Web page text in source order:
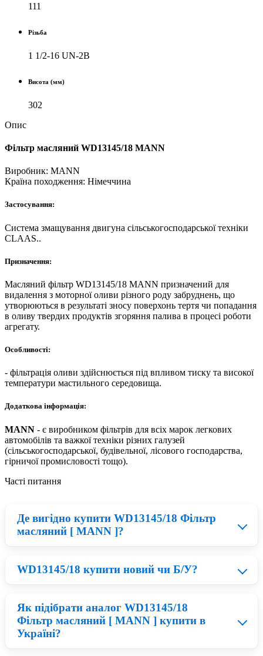
111
Різьба
1 1/2-16 UN-2B
Висота (мм)
302
Опис
Фільтр масляний WD13145/18 MANN
Виробник: MANN
Країна походження: Нiмеччина
Застосування:
Система змащування двигуна сільськогосподарської техніки
CLAAS..
Призначення:
Масляний фільтр WD13145/18 MANN призначений для
видалення з моторної оливи різного роду забруднень, що
утворюються в результаті зносу поверхонь тертя чи попадання
в оливу твердих продуктів згоряння палива в процесі роботи
агрегату.
Особливості:
- фільтрація оливи здійснюється під впливом тиску та високої
температури мастильного середовища.
Додаткова інформація:
MANN - є виробником фільтрів для всіх марок легкових
автомобілів та важкої техніки різних галузей
(сільськогосподарської, будівельної, лісового господарства,
гірничої промисловості тощо).
Часті питання
Де вигідно купити WD13145/18 Фільтр
масляний [ MANN ]?
Зараз на ринку великий вибір запчастини на
Комбайн Claas, на перший погляд,
нашому сайтіtopbest.uaв каталозі представлені
запчастини MANN по одній із найнижчих цін на ринку.
WD13145/18 купити новий чи Б/У?
Нові деталі MANN приблизно на 23% дорожчі ніж
відновлені запчастини для сільськогосподарської
техніки, тому все залежить від вашого бюджету. БУ
Як підібрати аналог WD13145/18
Фільтр масляний [ MANN ] купити в
Україні?